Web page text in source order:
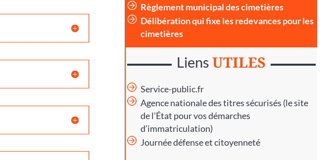
Règlement municipal des cimetières
Délibération qui fixe les redevances pour les
cimetières
LiensUTILES
Service-public.fr
Agence nationale des titres sécurisés (le site
de l’État pour vos démarches
d’immatriculation)
Journée défense et citoyenneté